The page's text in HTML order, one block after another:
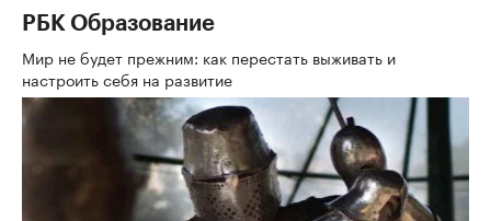
РБК Образование
Мир не будет прежним: как перестать выживать и
настроить себя на развитие